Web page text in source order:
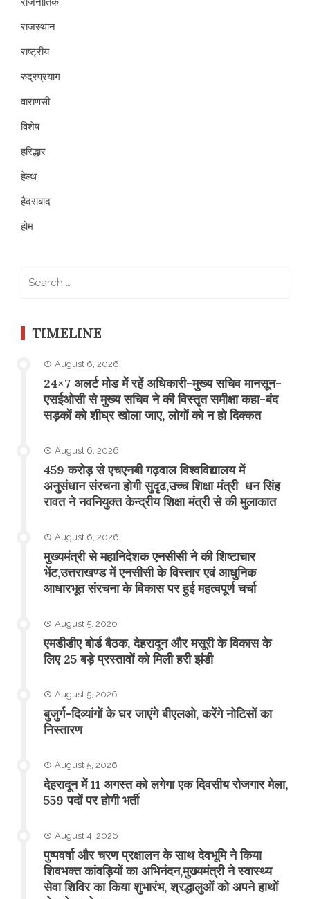
राजस्थान
राष्ट्रीय
रुद्रप्रयाग
वाराणसी
विशेष
हरिद्धार
हेल्थ
हैदराबाद
होम
TIMELINE
August 6, 2026
24×7 अलर्ट मोड में रहें अधिकारी-मुख्य सचिव मानसून-
एसईओसी से मुख्य सचिव ने की विस्तृत समीक्षा कहा-बंद
सड़कों को शीघ्र खोला जाए, लोगों को न हो दिक्कत
August 6, 2026
459 करोड़ से एचएनबी गढ़वाल विश्वविद्यालय में
अनुसंधान संरचना होगी सुदृढ,उच्च शिक्षा मंत्री धन सिंह
रावत ने नवनियुक्त केन्द्रीय शिक्षा मंत्री से की मुलाकात
August 6, 2026
मुख्यमंत्री से महानिदेशक एनसीसी ने की शिष्टाचार
भेंट,उत्तराखण्ड में एनसीसी के विस्तार एवं आधुनिक
आधारभूत संरचना के विकास पर हुई महत्वपूर्ण चर्चा
August 5, 2026
एमडीडीए बोर्ड बैठक, देहरादून और मसूरी के विकास के
लिए 25 बड़े प्रस्तावों को मिली हरी झंडी
August 5, 2026
बुजुर्ग-दिव्यांगों के घर जाएंगे बीएलओ, करेंगे नोटिसों का
निस्तारण
August 5, 2026
​देहरादून में 11 अगस्त को लगेगा एक दिवसीय रोजगार मेला,
559 पदों पर होगी भर्ती
August 4, 2026
पुष्पवर्षा और चरण प्रक्षालन के साथ देवभूमि ने किया
शिवभक्त कांवड़ियों का अभिनंदन,मुख्यमंत्री ने स्वास्थ्य
सेवा शिविर का किया शुभारंभ, श्रद्धालुओं को अपने हाथों